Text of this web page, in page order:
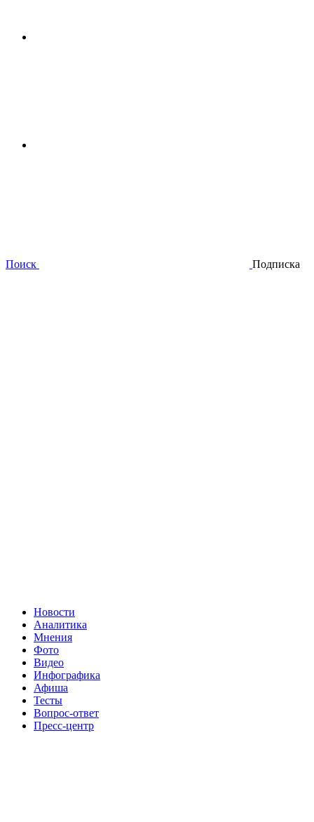
Поиск Подписка
Новости
Аналитика
Мнения
Фото
Видео
Инфографика
Афиша
Тесты
Вопрос-ответ
Пресс-центр